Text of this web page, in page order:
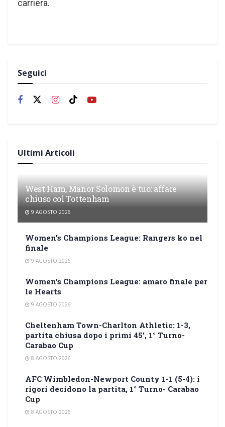
carriera.
Seguici
Ultimi Articoli
West Ham, Manor Solomon è tuo: affare
chiuso col Tottenham
9 AGOSTO 2026
Women’s Champions League: Rangers ko nel
finale
9 AGOSTO 2026
Women’s Champions League: amaro finale per
le Hearts
9 AGOSTO 2026
Cheltenham Town-Charlton Athletic: 1-3,
partita chiusa dopo i primi 45′, 1° Turno-
Carabao Cup
8 AGOSTO 2026
AFC Wimbledon-Newport County 1-1 (5-4): i
rigori decidono la partita, 1° Turno- Carabao
Cup
8 AGOSTO 2026